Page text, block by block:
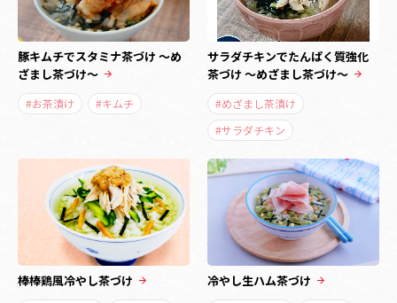
豚キムチでスタミナ茶づけ ～め
ざまし茶づけ～
#お茶漬け #キムチ
サラダチキンでたんぱく質強化
茶づけ ～めざまし茶づけ～
#めざまし茶漬け
#サラダチキン
棒棒鶏風冷やし茶づけ 冷やし生ハム茶づけ